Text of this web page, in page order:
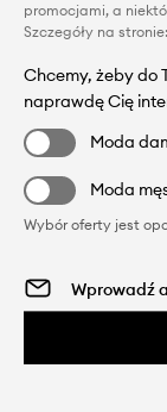
promocjami, a
Szczegóły na stronie:
Chcemy, żeby do
naprawdę Cię
Moda
Moda
Wybór oferty jest